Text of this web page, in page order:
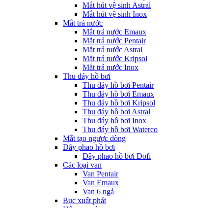
Mắt hút vệ sinh Astral
Mắt hút vệ sinh Inox
Mắt trả nước
Mắt trả nước Emaux
Mắt trả nước Pentair
Mắt trả nước Astral
Mắt trả nước Kripsol
Mắt trả nước Inox
Thu đáy hồ bơi
Thu đáy hồ bơi Pentair
Thu đáy hồ bơi Emaux
Thu đáy hồ bơi Kripsol
Thu đáy hồ bơi Astral
Thu đáy hồ bơi Inox
Thu đáy hồ bơi Waterco
Mắt tạo ngược dòng
Dây phao hồ bơi
Dây phao hồ bơi Dofi
Các loại van
Van Pentair
Van Emaux
Van 6 ngả
Bục xuất phát